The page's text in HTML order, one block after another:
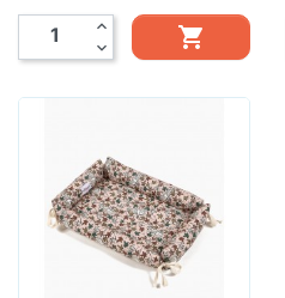
expand_less
expand_more
